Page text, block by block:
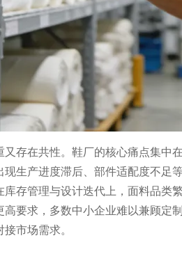
存在共性。鞋厂的核心痛点集
生产进度滞后、部件适配度不
存管理与设计迭代上，面料品
要求，多数中小企业难以兼顾
市场需求。